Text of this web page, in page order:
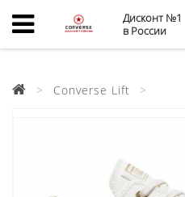
Дисконт №1
в России
Converse Lift